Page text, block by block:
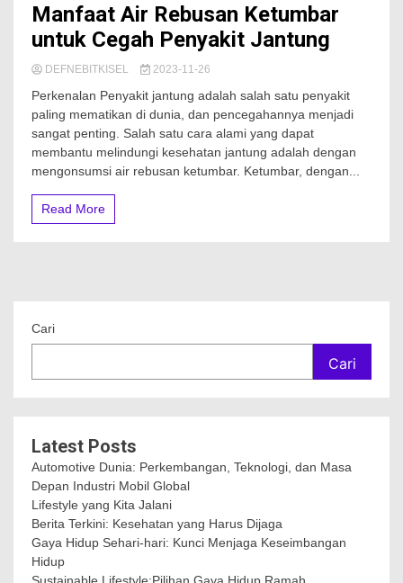
Manfaat Air Rebusan Ketumbar
untuk Cegah Penyakit Jantung
DEFNEBITKISEL 2023-11-26
Perkenalan Penyakit jantung adalah salah satu penyakit
paling mematikan di dunia, dan pencegahannya menjadi
sangat penting. Salah satu cara alami yang dapat
membantu melindungi kesehatan jantung adalah dengan
mengonsumsi air rebusan ketumbar. Ketumbar, dengan...
Read More
Cari
Cari
Latest Posts
Automotive Dunia: Perkembangan, Teknologi, dan Masa
Depan Industri Mobil Global
Lifestyle yang Kita Jalani
Berita Terkini: Kesehatan yang Harus Dijaga
Gaya Hidup Sehari-hari: Kunci Menjaga Keseimbangan
Hidup